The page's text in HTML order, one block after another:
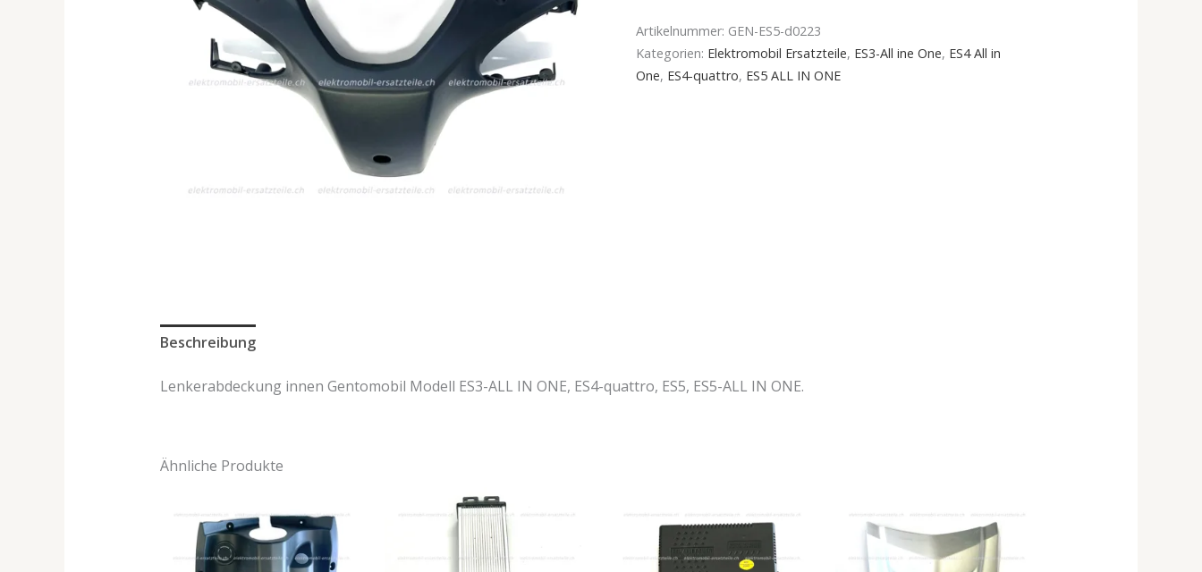
Artikelnummer: GEN-ES5-d0223
Kategorien: Elektromobil Ersatzteile, ES3-All ine One, ES4 All in
One, ES4-quattro, ES5 ALL IN ONE
Beschreibung
Lenkerabdeckung innen Gentomobil Modell ES3-ALL IN ONE, ES4-quattro, ES5, ES5-ALL IN ONE.
Ähnliche Produkte